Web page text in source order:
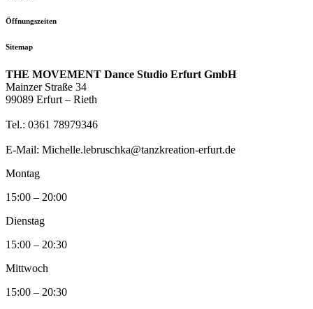
Öffnungszeiten
Sitemap
THE MOVEMENT Dance Studio Erfurt GmbH
Mainzer Straße 34
99089 Erfurt – Rieth
Tel.: 0361 78979346
E-Mail: Michelle.lebruschka@tanzkreation-erfurt.de
Montag
15:00 – 20:00
Dienstag
15:00 – 20:30
Mittwoch
15:00 – 20:30